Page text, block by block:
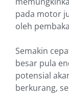
pada motor
oleh
Semakin
besar pula
potensial
berkurang,